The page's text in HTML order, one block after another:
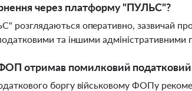
через платформу "ПУЛЬС"?
розглядаються оперативно, зазвичай
та іншими адміністративними
отримав помилковий податковий
боргу військовому ФОПу